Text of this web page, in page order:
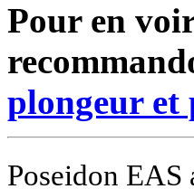
Pour en
plongeur et
Poseidon EAS